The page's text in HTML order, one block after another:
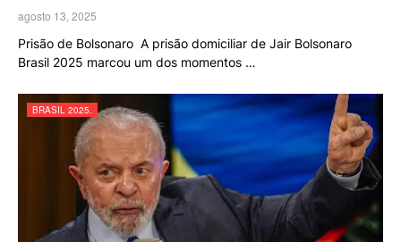
agosto 13, 2025
Prisão de Bolsonaro A prisão domiciliar de Jair Bolsonaro
Brasil 2025 marcou um dos momentos …
BRASIL 2025.